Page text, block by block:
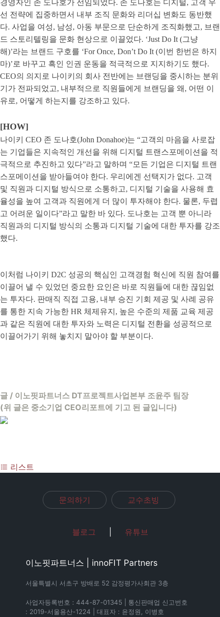
경영자인 존 도나호가 선임되었다. 존 도나호는 디지털, 고객 우
선 전략에 집중하면서 내부 조직 문화와 리더십 변화도 동반했
다. 사업을 여성, 남성, 아동 부문으로 단순하게 조직화했고, 브랜
드 스토리텔링을 문화 현상으로 이끌었다. ‘Just Do It (그냥
해)’라는 브랜드 구호를 ‘For Once, Don’t Do It (이번 한번은 하지
마)’로 바꾸고 흑인 인권 운동을 적극적으로 지지하기도 했다.
CEO의 의지로 나이키의 회사 전반에는 브랜딩을 중시하는 분위
기가 전파되었고, 내부적으로 직원들에게 브랜딩을 왜, 어떤 이
유로, 어떻게 하는지를 강조하고 있다.
[HOW]
나이키 CEO 존 도나호(John Donahoe)는 “고객의 마음을 사로잡
는 기업들은 지속적인 개선을 위해 디지털 트랜스포메이션을 적
극적으로 추진하고 있다”라고 말하며 “모든 기업은 디지털 트랜
스포메이션을 받아들여야 한다. 우리에겐 선택지가 없다. 고객
및 직원과 디지털 방식으로 소통하고, 디지털 기술을 사용해 효
율성을 높여 고객과 직원에게 더 많이 투자해야 한다. 물론, 두렵
고 어려운 일이다”라고 말한 바 있다. 도나호는 고객 뿐 아니라
직원과의 디지털 방식의 소통과 디지털 기술에 대한 투자를 강조
했다.
이처럼 나이키 D2C 성공의 핵심인 고객경험 혁신에 직원 참여를
이끌어 낼 수 있었던 중요한 요인은 바로 직원들에 대한 끊임없
는 투자다. 판매직 직접 고용, 내부 승진 기회 제공 및 사례 공유
를 통한 지속 가능한 HR 체제유지, 높은 수준의 제품 교육 제공
과 같은 직원에 대한 투자와 노력은 디지털 전환을 성공적으로
이끌어가기 위해 놓치지 말아야 할 부분이다.
글 / 이노핏파트너스 DT프로젝트사업본부 조윤주 팀장
(위 글은 중소기업 CEO리포트에 기고 된 글입니다)
리스트
문의하기 교수초빙
블로그 유튜브
이노핏파트너스 | innoFIT Partners
서울특별시 서초구 방배로 52 감정평가사회관 3층
사업자등록번호 : 444-87-01345 | 통신판매업 신고번호
: 2019-서울용산-1224 | 대표자 : 윤정원, 이병호